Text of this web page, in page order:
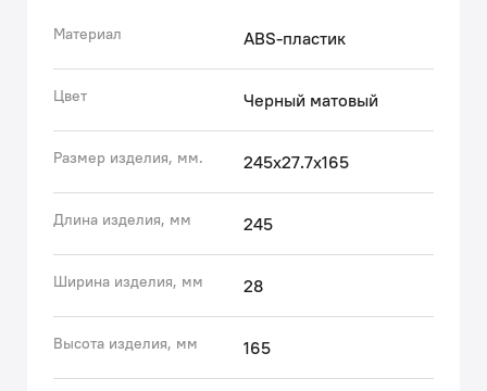
арматуры. Данная модель представлена в нескольких
• На матовой поверхности клавиши IDDIS® не
остаются следы пальцев, что значительно упрощает
уборку.
• Клавиша смыва IDDIS® прослужит дольше
благодаря прочному и износостойкому пластику и
надежному креплению рамки на шурупы.
экономию потребления воды.
• Гарантия на все клавиши IDDIS® – 3 года.
(с) Авторский текст, январь 2022 г.
Материал ABS-пластик
Цвет Черный матовый
Размер изделия, мм. 245х27.7х165
Длина изделия, мм 245
Ширина изделия, мм 28
Высота изделия, мм 165